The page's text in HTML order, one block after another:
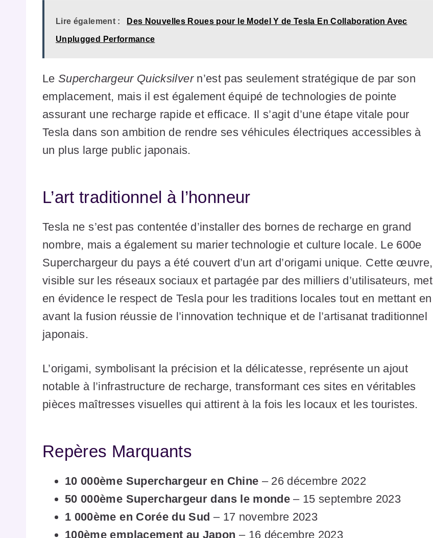
Lire également : Des Nouvelles Roues pour le Model Y de Tesla En Collaboration Avec
Unplugged Performance
LeSuperchargeur Quicksilvern’est pas seulement stratégique de par son
emplacement, mais il est également équipé de technologies de pointe
assurant une recharge rapide et efficace. Il s’agit d’une étape vitale pour
Tesla dans son ambition de rendre ses véhicules électriques accessibles à
un plus large public japonais.
L’art traditionnel à l’honneur
Tesla ne s’est pas contentée d’installer des bornes de recharge en grand
nombre, mais a également su marier technologie et culture locale. Le 600e
Superchargeur du pays a été couvert d’un art d’origami unique. Cette œuvre,
visible sur les réseaux sociaux et partagée par des milliers d’utilisateurs, met
en évidence le respect de Tesla pour les traditions locales tout en mettant en
avant la fusion réussie de l’innovation technique et de l’artisanat traditionnel
japonais.
L’origami, symbolisant la précision et la délicatesse, représente un ajout
notable à l’infrastructure de recharge, transformant ces sites en véritables
pièces maîtresses visuelles qui attirent à la fois les locaux et les touristes.
Repères Marquants
10 000ème Superchargeur en Chine – 26 décembre 2022
50 000ème Superchargeur dans le monde – 15 septembre 2023
1 000ème en Corée du Sud – 17 novembre 2023
100ème emplacement au Japon – 16 décembre 2023